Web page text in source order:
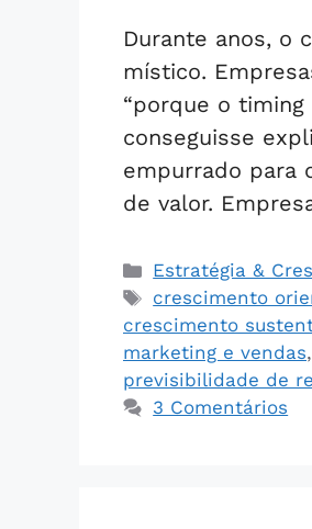
Durante anos, o
místico.
“porque o
conseguisse
empurrado para
de valor.
Estratégia &
crescimento
crescimento
marketing e vendas,
previsibilidade de
3 Comentários